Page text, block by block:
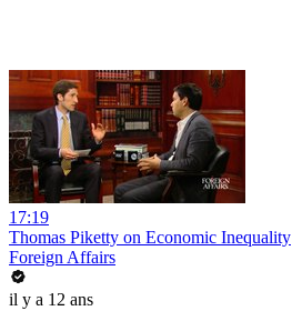
17:19
Thomas Piketty on Economic Inequality
Foreign Affairs
il y a 12 ans